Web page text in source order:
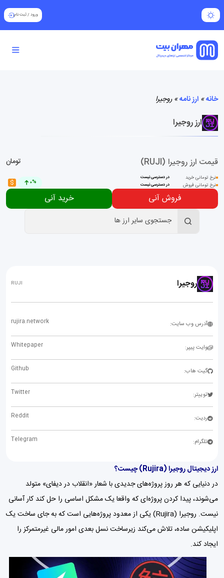
ورود /ثبت نام
خانه» ارز نامه» روجیرا
ارز روجیرا
قیمت ارز روجیرا (RUJI)
نرخ تومانی خرید در دسترسی نیست
نرخ تومانی فروش در دسترسی نیست
تومان
0%
$
فروش آنی خرید آنی
روجیرا RUJI
آدرس وب سایت: rujira.network
وایت پیپر: Whitepaper
گیت هاب: Github
توییتر: Twitter
ردیت: Reddit
تلگرام: Telegram
ارز دیجیتال روجیرا (Rujira) چیست؟
در دنیایی که هر روز پروژه‌های جدیدی با شعار «انقلاب در دیفای» متولد
می‌شوند، پیدا کردن پروژه‌ای که واقعا یک مشکل اساسی را حل کند کار آسانی
نیست. روجیرا (Rujira) یکی از معدود پروژه‌هایی است که به جای ساخت یک
اپلیکیشن ساده، تلاش می‌کند زیرساخت نسل بعدی امور مالی غیرمتمرکز را
ایجاد کند.